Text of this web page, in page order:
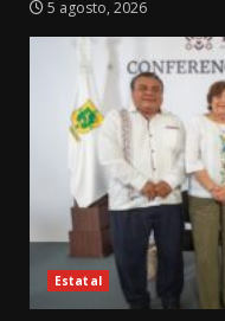
5 agosto, 2026
Estatal